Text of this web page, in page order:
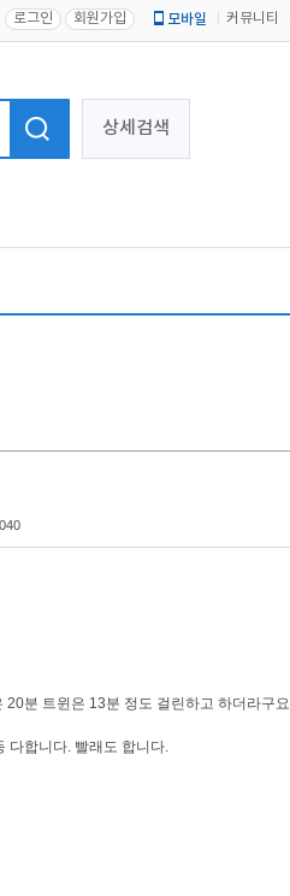
로그인 회원가입 모바일 커뮤니티
상세검색
분 트윈은 13분 정도 걸린하고 하더라구요
다합니다. 빨래도 합니다.